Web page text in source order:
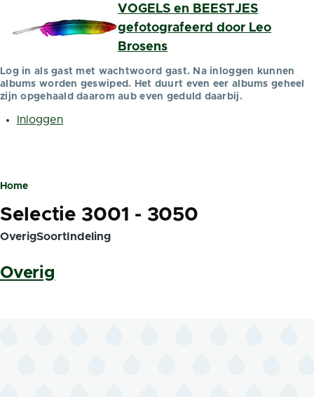
Overslaan en naar de inhoud gaan
VOGELS en BEESTJES
gefotografeerd door Leo
Brosens
Log in als gast met wachtwoord gast. Na inloggen kunnen
albums worden geswiped. Het duurt even eer albums geheel
zijn opgehaald daarom aub even geduld daarbij.
Gebruikersmenu
Inloggen
Kruimelpad
Home
Selectie 3001 - 3050
OverigSoortIndeling
Overig